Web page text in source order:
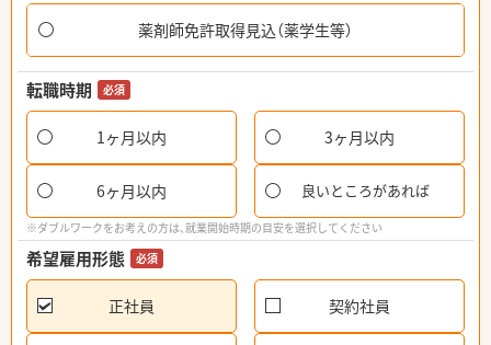
薬剤師免許取得見込（薬学生等）
転職時期 必須
1ヶ月以内 3ヶ月以内
6ヶ月以内 良いところがあれば
※ダブルワークをお考えの方は、就業開始時期の目安を選択してください
希望雇用形態 必須
正社員 契約社員